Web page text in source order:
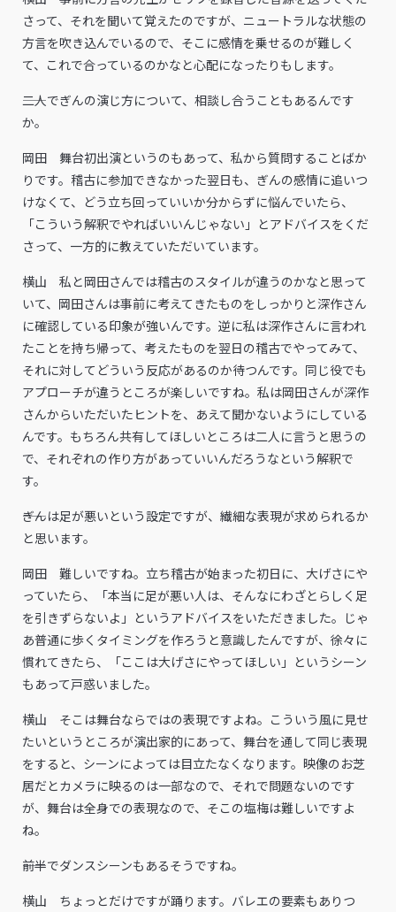
さって、それを聞いて覚えたのですが、ニュートラルな状態の
方言を吹き込んでいるので、そこに感情を乗せるのが難しく
て、これで合っているのかなと心配になったりもします。
――二人でぎんの演じ方について、相談し合うこともあるんです
か。
岡田 舞台初出演というのもあって、私から質問することばか
りです。稽古に参加できなかった翌日も、ぎんの感情に追いつ
けなくて、どう立ち回っていいか分からずに悩んでいたら、
「こういう解釈でやればいいんじゃない」とアドバイスをくだ
さって、一方的に教えていただいています。
横山 私と岡田さんでは稽古のスタイルが違うのかなと思って
いて、岡田さんは事前に考えてきたものをしっかりと深作さん
に確認している印象が強いんです。逆に私は深作さんに言われ
たことを持ち帰って、考えたものを翌日の稽古でやってみて、
それに対してどういう反応があるのか待つんです。同じ役でも
アプローチが違うところが楽しいですね。私は岡田さんが深作
さんからいただいたヒントを、あえて聞かないようにしている
んです。もちろん共有してほしいところは二人に言うと思うの
で、それぞれの作り方があっていいんだろうなという解釈で
す。
――ぎんは足が悪いという設定ですが、繊細な表現が求められるか
と思います。
岡田 難しいですね。立ち稽古が始まった初日に、大げさにや
っていたら、「本当に足が悪い人は、そんなにわざとらしく足
を引きずらないよ」というアドバイスをいただきました。じゃ
あ普通に歩くタイミングを作ろうと意識したんですが、徐々に
慣れてきたら、「ここは大げさにやってほしい」というシーン
もあって戸惑いました。
横山 そこは舞台ならではの表現ですよね。こういう風に見せ
たいというところが演出家的にあって、舞台を通して同じ表現
をすると、シーンによっては目立たなくなります。映像のお芝
居だとカメラに映るのは一部なので、それで問題ないのです
が、舞台は全身での表現なので、そこの塩梅は難しいですよ
ね。
――前半でダンスシーンもあるそうですね。
横山 ちょっとだけですが踊ります。バレエの要素もありつ